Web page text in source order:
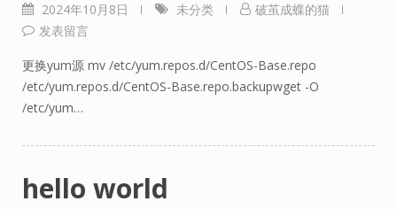
2024年10月8日 未分类
破茧成蝶的猫
发表留言
更换yum源 mv /etc/yum.repos.d/CentOS-Base.repo
/etc/yum.repos.d/CentOS-Base.repo.backupwget -O
/etc/yum…
hello world